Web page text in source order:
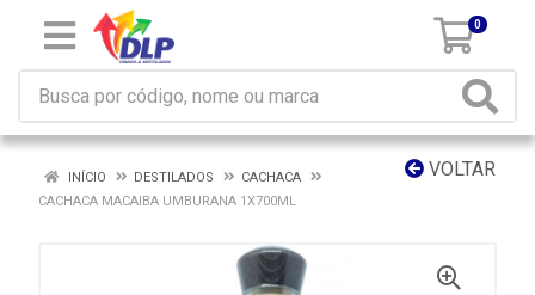
0
VOLTAR
INÍCIO DESTILADOS
CACHACA
CACHACA MACAIBA UMBURANA 1X700ML